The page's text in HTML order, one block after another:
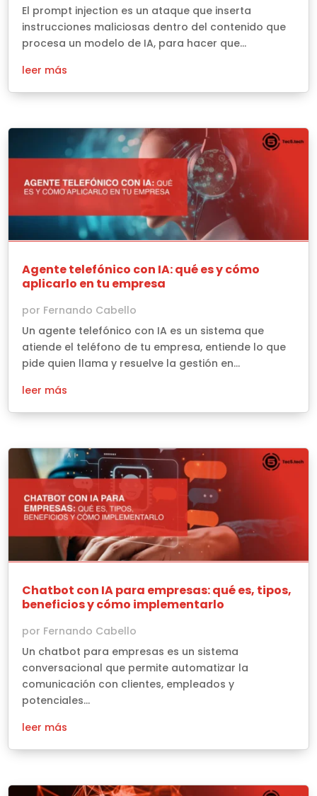
El prompt injection es un ataque que inserta
instrucciones maliciosas dentro del contenido que
procesa un modelo de IA, para hacer que...
leer más
Agente telefónico con IA: qué es y cómo
aplicarlo en tu empresa
por Fernando Cabello
Un agente telefónico con IA es un sistema que
atiende el teléfono de tu empresa, entiende lo que
pide quien llama y resuelve la gestión en...
leer más
Chatbot con IA para empresas: qué es, tipos,
beneficios y cómo implementarlo
por Fernando Cabello
Un chatbot para empresas es un sistema
conversacional que permite automatizar la
comunicación con clientes, empleados y
potenciales...
leer más